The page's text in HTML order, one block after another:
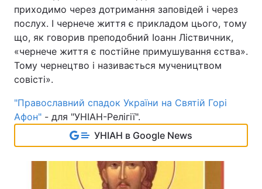
приходимо через дотримання заповідей і через
послух. І чернече життя є прикладом цього, тому
що, як говорив преподобний Іоанн Ліствичник,
«чернече життя є постійне примушування єства».
Тому чернецтво і називається мучеництвом
совісті».
"Православний спадок України на Святій Горі
Афон" - для "УНІАН-Релігії".
УНІАН в Google News